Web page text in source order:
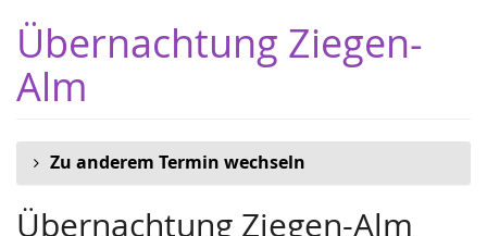
Zum
Haupt-
Inhalt
springen
Übernachtung Ziegen-
Alm
Zu anderem Termin wechseln
Übernachtung Ziegen-Alm